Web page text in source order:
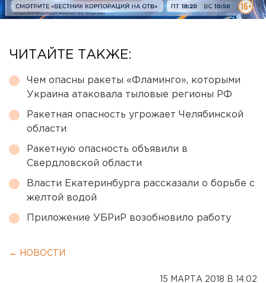
ЧИТАЙТЕ ТАКЖЕ:
Чем опасны ракеты «Фламинго», которыми
Украина атаковала тыловые регионы РФ
Ракетная опасность угрожает Челябинской
области
Ракетную опасность объявили в
Свердловской области
Власти Екатеринбурга рассказали о борьбе с
желтой водой
Приложение УБРиР возобновило работу
← НОВОСТИ
15 МАРТА 2018 В 14:02